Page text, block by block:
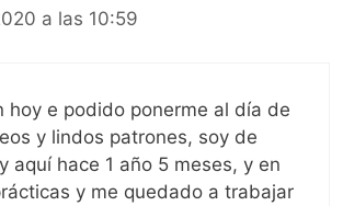
a las 10:59
hoy e podido ponerme al día de
y lindos patrones, soy de
aquí hace 1 año 5 meses, y en
y me quedado a trabajar